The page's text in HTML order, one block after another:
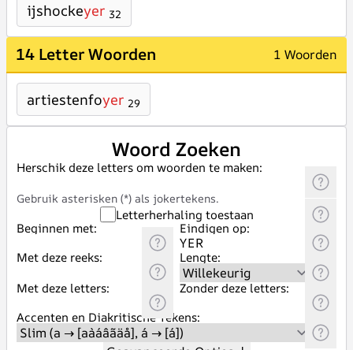
ijshockeyer 32
14 Letter Woorden 1 Woorden
artiestenfoyer 29
Woord Zoeken
Herschik deze letters om woorden te maken:
Gebruik asterisken (*) als jokertekens.
Letterherhaling toestaan
Beginnen met:
Eindigen op:
Met deze reeks:
Lengte:
Met deze letters:
Zonder deze letters:
Accenten en Diakritische Tekens: